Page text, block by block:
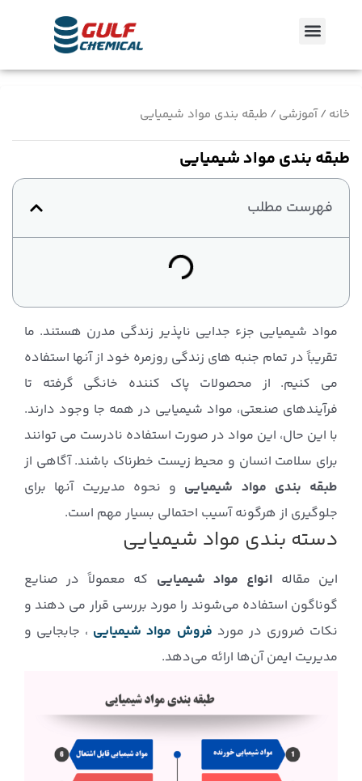
منو
خانه /آموزشی / طبقه بندی مواد شیمیایی
طبقه بندی مواد شیمیایی
فهرست مطلب
مواد شیمیایی جزء جدایی ناپذیر زندگی مدرن هستند. ما
تقریباً در تمام جنبه های زندگی روزمره خود از آنها استفاده
می کنیم. از محصولات پاک کننده خانگی گرفته تا
فرآیندهای صنعتی، مواد شیمیایی در همه جا وجود دارند.
با این حال، این مواد در صورت استفاده نادرست می توانند
برای سلامت انسان و محیط زیست خطرناک باشند. آگاهی از
طبقه بندی مواد شیمیایی و نحوه مدیریت آنها برای
جلوگیری از هرگونه آسیب احتمالی بسیار مهم است.
دسته بندی مواد شیمیایی
این مقاله انواع مواد شیمیایی که معمولاً در صنایع
گوناگون استفاده می‌شوند را مورد بررسی قرار می دهند و
نکات ضروری در مورد فروش مواد شیمیایی ، جابجایی و
مدیریت ایمن آن‌ها ارائه می‌دهد.